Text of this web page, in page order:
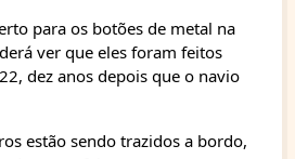
para os botões de metal na
ver que eles foram feitos
dez anos depois que o navio
estão sendo trazidos a bordo,